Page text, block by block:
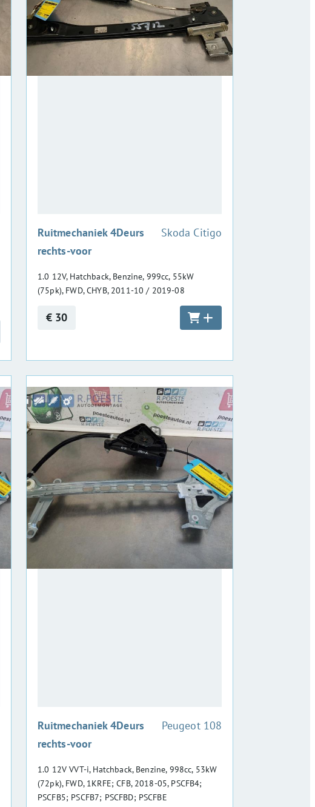
Ruitmechaniek 4Deurs
rechts-voor
:Skoda Citigo
1.0 12V, Hatchback, Benzine, 999cc, 55kW
(75pk), FWD, CHYB, 2011-10 / 2019-08
€ 30
Ruitmechaniek 4Deurs
rechts-voor
:Peugeot 108
1.0 12V VVT-i, Hatchback, Benzine, 998cc, 53kW
(72pk), FWD, 1KRFE; CFB, 2018-05, PSCFB4;
PSCFB5; PSCFB7; PSCFBD; PSCFBE